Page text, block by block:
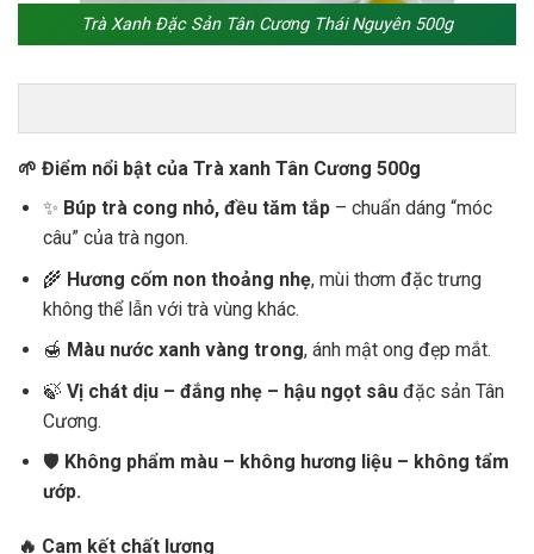
Trà Xanh Đặc Sản Tân Cương Thái Nguyên 500g
🌱 Điểm nổi bật của Trà xanh Tân Cương 500g
✨ Búp trà cong nhỏ, đều tăm tắp– chuẩn dáng “móc
câu” của trà ngon.
🌾 Hương cốm non thoảng nhẹ, mùi thơm đặc trưng
không thể lẫn với trà vùng khác.
🍯 Màu nước xanh vàng trong, ánh mật ong đẹp mắt.
🍃 Vị chát dịu – đắng nhẹ – hậu ngọt sâuđặc sản Tân
Cương.
🛡️ Không phẩm màu – không hương liệu – không tẩm
ướp.
🔥 Cam kết chất lượng